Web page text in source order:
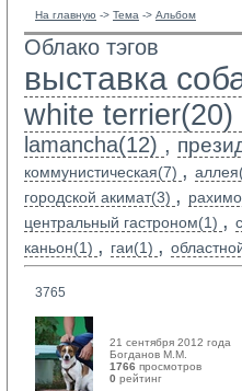
На главную -> Тема -> Альбом
Облако тэгов
выставка
white terrier(20)
lamancha(12) ,
коммунистическая(7) ,
городской акимат(3) ,
центральный гастроном(1) ,
каньон(1) , гаи(1) ,
3765
21 сентября 2012 года
Богданов М.М.
1766 просмотров
0 рейтинг